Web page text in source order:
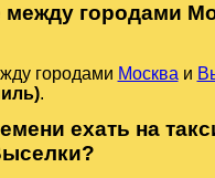
между городами
городами Москва и
.
ехать на